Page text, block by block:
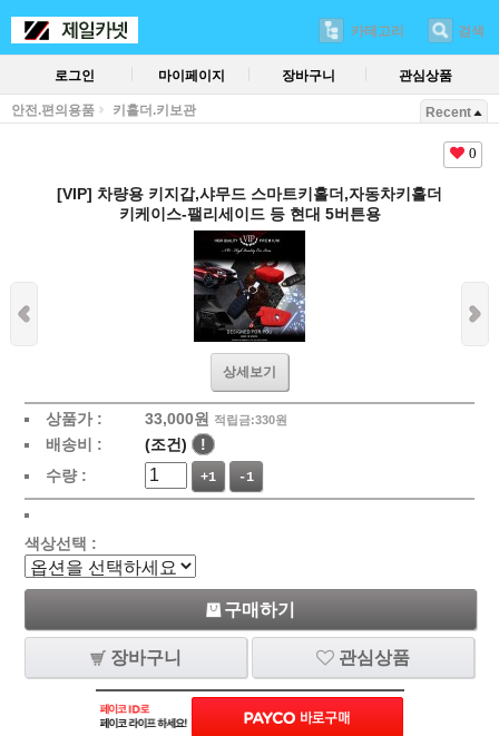
카테고리 검색
로그인 마이페이지 장바구니 관심상품
안전.편의용품 키홀더.키보관 Recent
0
[VIP] 차량용 키지갑,샤무드 스마트키홀더,자동차키홀더
키케이스-팰리세이드 등 현대 5버튼용
상세보기
상품가 : 33,000원 적립금:330원
배송비 : (조건)
!
수량 :
+1 -1
색상선택 :
구매하기
장바구니 관심상품